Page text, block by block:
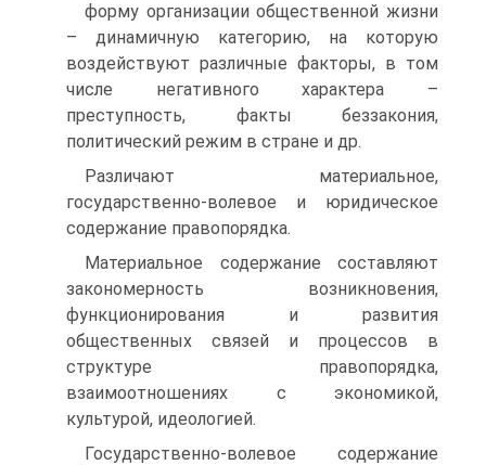
форму организации общественной жизни
– динамичную категорию, на которую
воздействуют различные факторы, в том
числе негативного характера –
преступность, факты беззакония,
политический режим в стране и др.
Различают материальное,
государственно-волевое и юридическое
содержание правопорядка.
Материальное содержание составляют
закономерность возникновения,
функционирования и развития
общественных связей и процессов в
структуре правопорядка,
взаимоотношениях с экономикой,
культурой, идеологией.
Государственно-волевое содержание